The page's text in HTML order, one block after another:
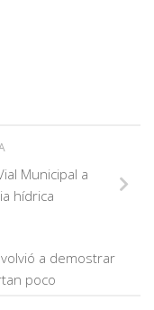
Municipal a
hídrica
a demostrar
poco